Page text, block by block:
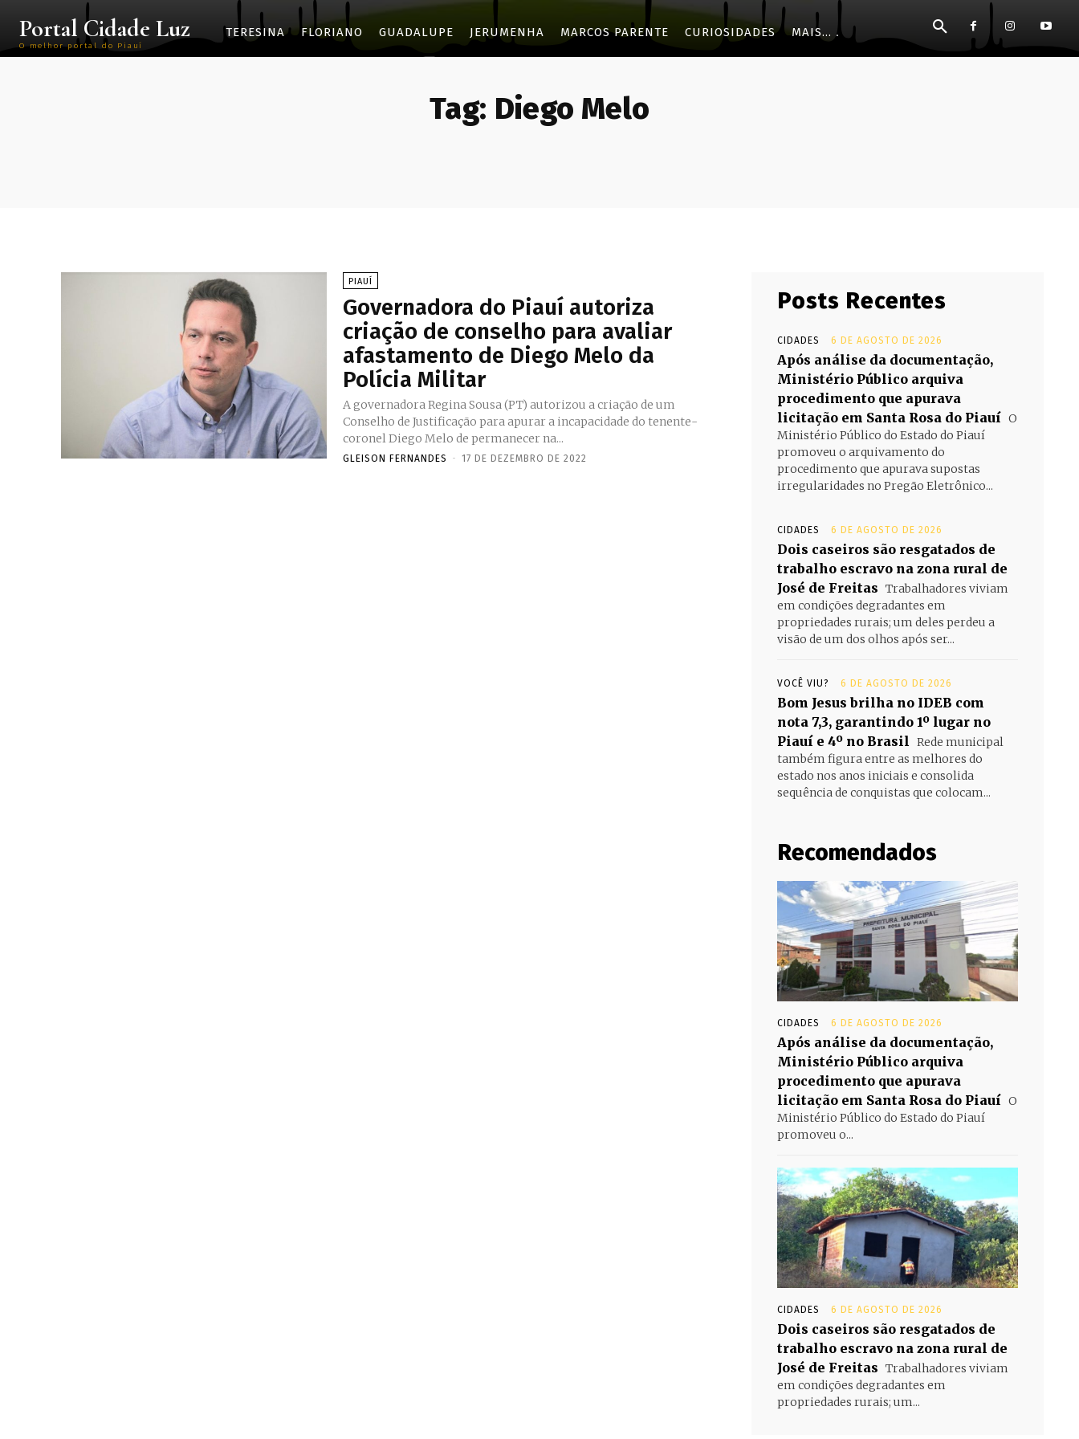
Portal Cidade Luz
O melhor portal do Piauí
TERESINA FLORIANO GUADALUPE JERUMENHA MARCOS PARENTE CURIOSIDADES MAIS...
Tag: Diego Melo
PIAUÍ
Governadora do Piauí autoriza
criação de conselho para avaliar
afastamento de Diego Melo da
Polícia Militar
A governadora Regina Sousa (PT) autorizou a criação de um
Conselho de Justificação para apurar a incapacidade do tenente-
coronel Diego Melo de permanecer na...
GLEISON FERNANDES - 17 DE DEZEMBRO DE 2022
Posts Recentes
CIDADES 6 DE AGOSTO DE 2026
Após análise da documentação,
Ministério Público arquiva
procedimento que apurava
licitação em Santa Rosa do Piauí O
Ministério Público do Estado do Piauí
promoveu o arquivamento do
procedimento que apurava supostas
irregularidades no Pregão Eletrônico...
CIDADES 6 DE AGOSTO DE 2026
Dois caseiros são resgatados de
trabalho escravo na zona rural de
José de Freitas Trabalhadores viviam
em condições degradantes em
propriedades rurais; um deles perdeu a
visão de um dos olhos após ser...
VOCÊ VIU? 6 DE AGOSTO DE 2026
Bom Jesus brilha no IDEB com
nota 7,3, garantindo 1º lugar no
Piauí e 4º no Brasil Rede municipal
também figura entre as melhores do
estado nos anos iniciais e consolida
sequência de conquistas que colocam...
Recomendados
CIDADES 6 DE AGOSTO DE 2026
Após análise da documentação,
Ministério Público arquiva
procedimento que apurava
licitação em Santa Rosa do Piauí O
Ministério Público do Estado do Piauí
promoveu o...
CIDADES 6 DE AGOSTO DE 2026
Dois caseiros são resgatados de
trabalho escravo na zona rural de
José de Freitas Trabalhadores viviam
em condições degradantes em
propriedades rurais; um...